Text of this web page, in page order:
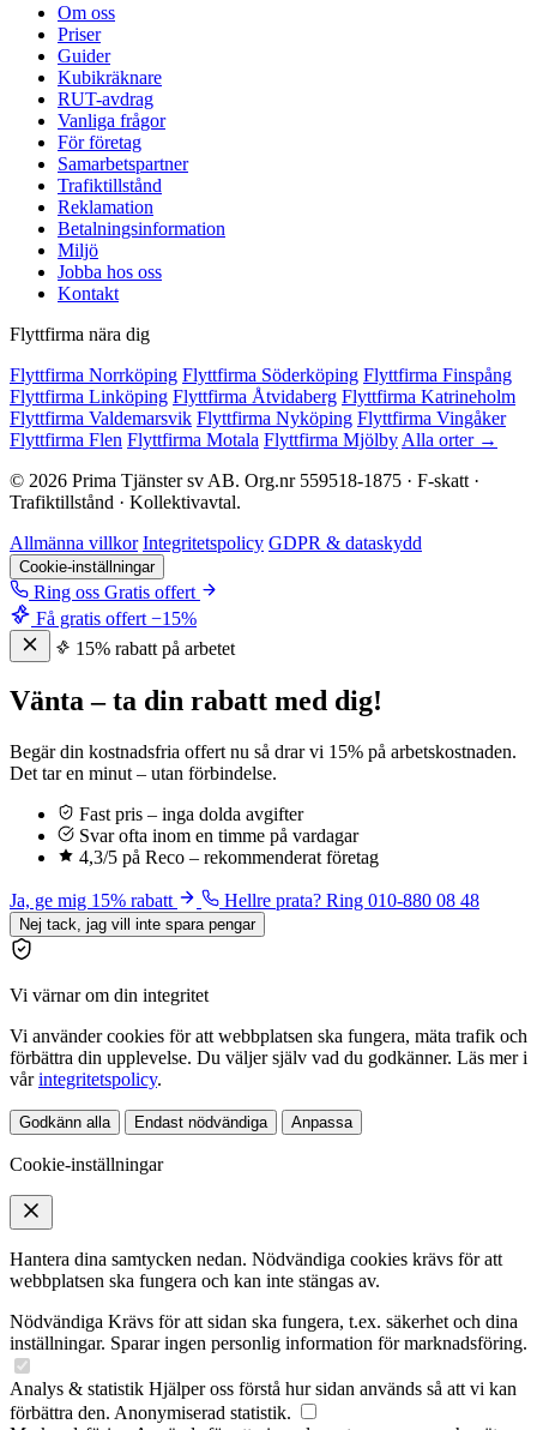
Om oss
Priser
Guider
Kubikräknare
RUT-avdrag
Vanliga frågor
För företag
Samarbetspartner
Trafiktillstånd
Reklamation
Betalningsinformation
Miljö
Jobba hos oss
Kontakt
Flyttfirma nära dig
Flyttfirma Norrköping Flyttfirma Söderköping Flyttfirma Finspång
Flyttfirma Linköping Flyttfirma Åtvidaberg Flyttfirma Katrineholm
Flyttfirma Valdemarsvik Flyttfirma Nyköping Flyttfirma Vingåker
Flyttfirma Flen Flyttfirma Motala Flyttfirma Mjölby Alla orter →
© 2026 Prima Tjänster sv AB. Org.nr 559518-1875 · F-skatt ·
Trafiktillstånd · Kollektivavtal.
Allmänna villkor Integritetspolicy GDPR & dataskydd
Cookie-inställningar
Ring oss Gratis offert
Få gratis offert −15%
15% rabatt på arbetet
Vänta – ta din rabatt med dig!
Begär din kostnadsfria offert nu så drar vi 15% på arbetskostnaden.
Det tar en minut – utan förbindelse.
Fast pris – inga dolda avgifter
Svar ofta inom en timme på vardagar
4,3/5 på Reco – rekommenderat företag
Ja, ge mig 15% rabatt Hellre prata? Ring 010-880 08 48
Nej tack, jag vill inte spara pengar
Vi värnar om din integritet
Vi använder cookies för att webbplatsen ska fungera, mäta trafik och
förbättra din upplevelse. Du väljer själv vad du godkänner. Läs mer i
vårintegritetspolicy.
Godkänn alla Endast nödvändiga Anpassa
Cookie-inställningar
Hantera dina samtycken nedan. Nödvändiga cookies krävs för att
webbplatsen ska fungera och kan inte stängas av.
Nödvändiga Krävs för att sidan ska fungera, t.ex. säkerhet och dina
inställningar. Sparar ingen personlig information för marknadsföring.
Analys & statistik Hjälper oss förstå hur sidan används så att vi kan
förbättra den. Anonymiserad statistik.